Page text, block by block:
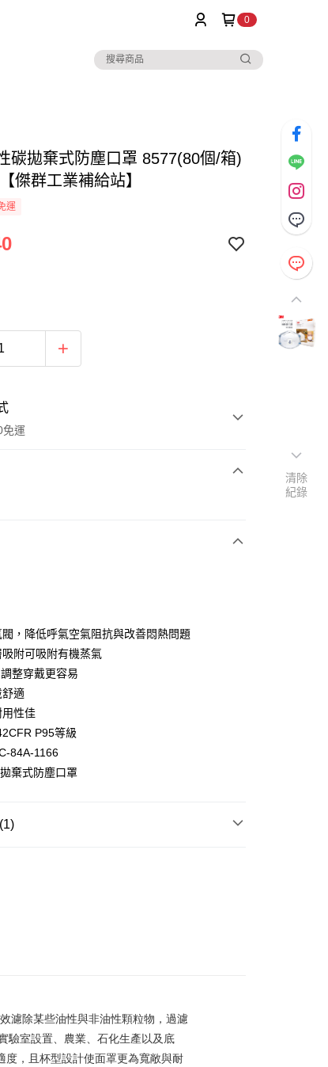
0
碳拋棄式防塵口罩 8577(80個/箱)
傑群工業補給站】
運
免運
，降低呼氣空氣阻抗與改善悶熱問題
附可吸附有機蒸氣
整穿戴更容易
舒適
性佳
P95等級
84A-1166
棄式防塵口罩
濾除某些油性與非油性顆粒物，過濾
驗室設置、農業、石化生產以及底
，且杯型設計使面罩更為寬敞與耐
清除
紀錄